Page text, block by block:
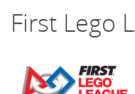
inhoud
First Lego